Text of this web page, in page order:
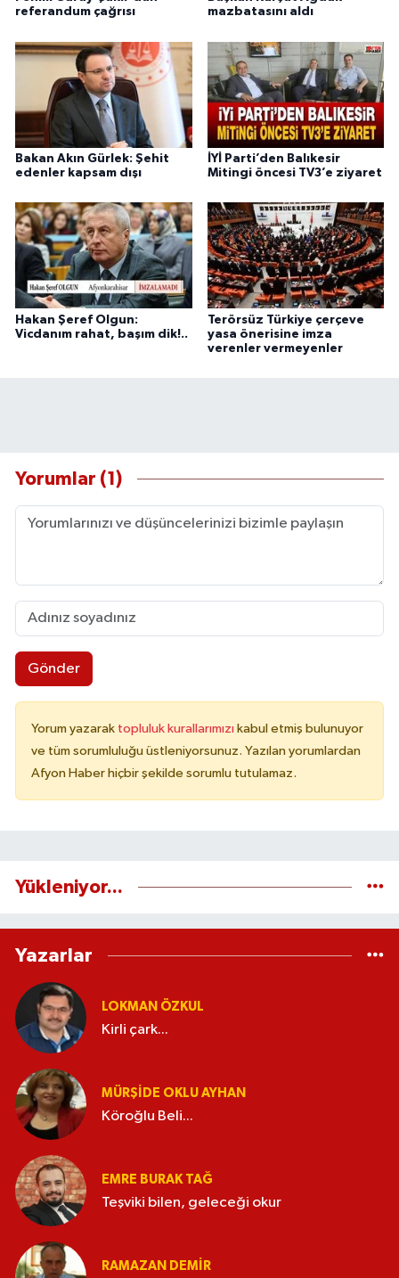
referandum çağrısı
mazbatasını aldı
Bakan Akın Gürlek: Şehit
edenler kapsam dışı
İYİ Parti’den Balıkesir
Mitingi öncesi TV3’e ziyaret
Hakan Şeref Olgun:
Vicdanım rahat, başım dik!..
Terörsüz Türkiye çerçeve
yasa önerisine imza
verenler vermeyenler
Yorumlar (1)
Gönder
Yorum yazarak topluluk kurallarımızı kabul etmiş bulunuyor
ve tüm sorumluluğu üstleniyorsunuz. Yazılan yorumlardan
Afyon Haber hiçbir şekilde sorumlu tutulamaz.
Yükleniyor...
Yazarlar
LOKMAN ÖZKUL
Kirli çark...
MÜRŞIDE OKLU AYHAN
Köroğlu Beli...
EMRE BURAK TAĞ
Teşviki bilen, geleceği okur
RAMAZAN DEMİR